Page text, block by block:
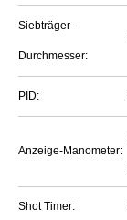
Siebträger-
Durchmesser:
PID:
Anzeige-Manometer:
Shot Timer: